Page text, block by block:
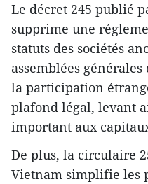
Le décret 245 publié
supprime une
statuts des sociétés
assemblées
la participation
plafond légal, levant
important aux
De plus, la circulaire
Vietnam simplifie les